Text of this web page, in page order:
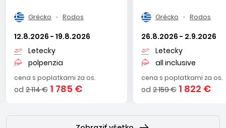
Grécko Rodos
12.8.2026 - 19.8.2026
Letecky
polpenzia
cena s poplatkami za os.
od 2 114 € 1 785 €
Grécko Rodos
26.8.2026 - 2.9.2026
Letecky
all inclusive
cena s poplatkami za os.
od 2 159 € 1 822 €